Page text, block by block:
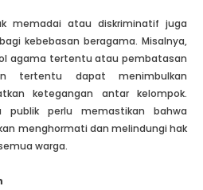
memadai atau diskriminatif juga
kebebasan beragama. Misalnya,
agama tertentu atau pembatasan
tertentu dapat menimbulkan
ketegangan antar kelompok.
publik perlu memastikan bahwa
menghormati dan melindungi hak
warga.